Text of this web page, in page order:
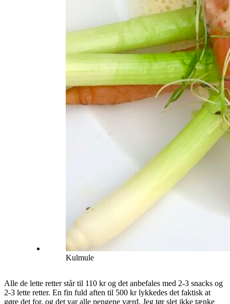
Kulmule
Alle de lette retter står til 110 kr og det anbefales med 2-3 snacks og
2-3 lette retter. En fin fuld aften til 500 kr lykkedes det faktisk at
gøre det for, og det var alle pengene værd. Jeg tør slet ikke tænke